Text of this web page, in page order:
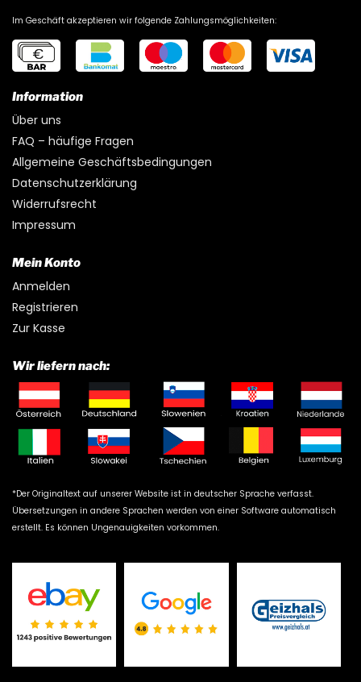
Im Geschäft akzeptieren wir folgende Zahlungsmöglichkeiten:
Information
Über uns
FAQ – häufige Fragen
Allgemeine Geschäftsbedingungen
Datenschutzerklärung
Widerrufsrecht
Impressum
Mein Konto
Anmelden
Registrieren
Zur Kasse
Wir liefern nach:
*Der Originaltext auf unserer Website ist in deutscher Sprache verfasst.
Übersetzungen in andere Sprachen werden von einer Software automatisch
erstellt. Es können Ungenauigkeiten vorkommen.